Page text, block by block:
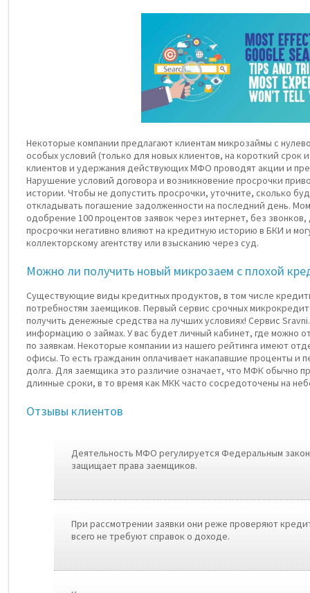
Некоторые компании предлагают клиентам микрозаймы с
особых условий (только для новых клиентов, на короткий срок
клиентов и удержания действующих МФО проводят акции и
Нарушение условий договора и возникновение просрочки
истории. Чтобы не допустить просрочки, уточните, сколько
откладывать погашение задолженности на последний день.
одобрение 100 процентов заявок через интернет, без
просрочки негативно влияют на кредитную историю в БКИ и
коллекторскому агентству или взысканию через суд.
Можно ли получить новый микрозаем с плохой
Существующие виды кредитных продуктов, в том числе
потребностям заемщиков. Первый сервис срочных
получить денежные средства на лучших условиях! Сервис
информацию о займах. У вас будет личный кабинет, где можно
по заявкам. Некоторые компании из нашего рейтинга имеют
офисы. То есть гражданин оплачивает накапавшие проценты и
долга. Для заемщика это различие означает, что МФК обычно
длинные сроки, в то время как МКК часто сосредоточены на
Отзывы клиентов
Деятельность МФО регулируется Федеральным
защищает права заемщиков.
При рассмотрении заявки они реже проверяют
всего не требуют справок о доходе.